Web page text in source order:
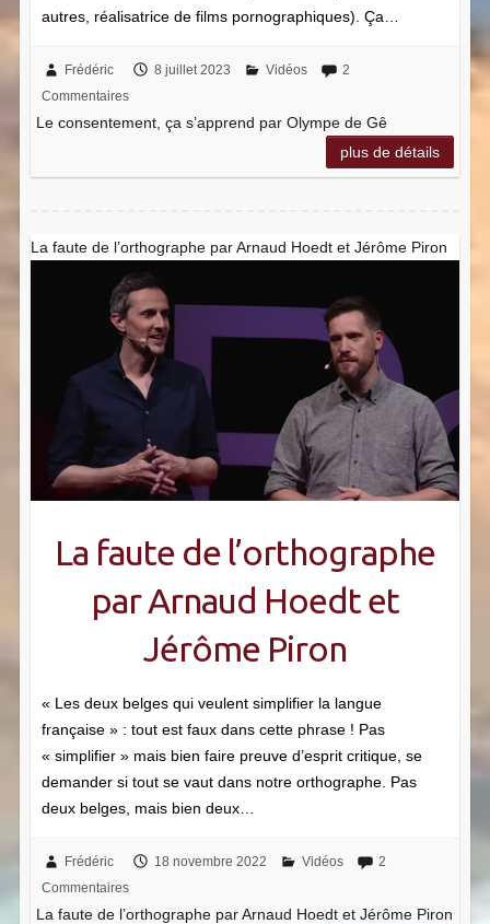
autres, réalisatrice de films pornographiques). Ça…
Frédéric 8 juillet 2023 Vidéos
2
Commentaires
Le consentement, ça s’apprend par Olympe de Gê
plus de détails
La faute de l’orthographe par Arnaud Hoedt et Jérôme Piron
La faute de l’orthographe
par Arnaud Hoedt et
Jérôme Piron
« Les deux belges qui veulent simplifier la langue
française » : tout est faux dans cette phrase ! Pas
« simplifier » mais bien faire preuve d’esprit critique, se
demander si tout se vaut dans notre orthographe. Pas
deux belges, mais bien deux…
Frédéric 18 novembre 2022 Vidéos
2
Commentaires
La faute de l’orthographe par Arnaud Hoedt et Jérôme Piron